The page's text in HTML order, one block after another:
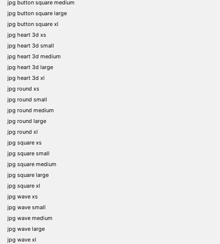
jpg button square medium
jpg button square large
jpg button square xl
jpg heart 3d xs
jpg heart 3d small
jpg heart 3d medium
jpg heart 3d large
jpg heart 3d xl
jpg round xs
jpg round small
jpg round medium
jpg round large
jpg round xl
jpg square xs
jpg square small
jpg square medium
jpg square large
jpg square xl
jpg wave xs
jpg wave small
jpg wave medium
jpg wave large
jpg wave xl